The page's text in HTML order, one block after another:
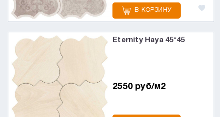
В КОРЗИНУ
Eternity Haya 45*45
2550 руб/м2